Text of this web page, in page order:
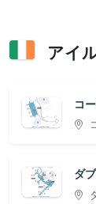
アイ
コ
ダ